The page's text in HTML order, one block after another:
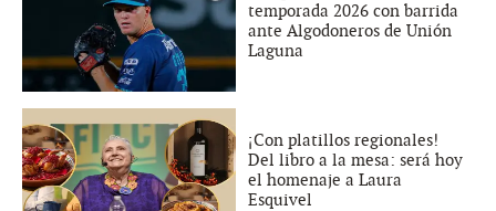
temporada 2026 con barrida
ante Algodoneros de Unión
Laguna
¡Con platillos regionales!
Del libro a la mesa: será hoy
el homenaje a Laura
Esquivel